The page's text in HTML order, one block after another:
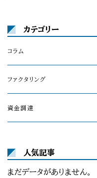
カテゴリー
コラム
ファクタリング
資金調達
人気記事
まだデータがありません。